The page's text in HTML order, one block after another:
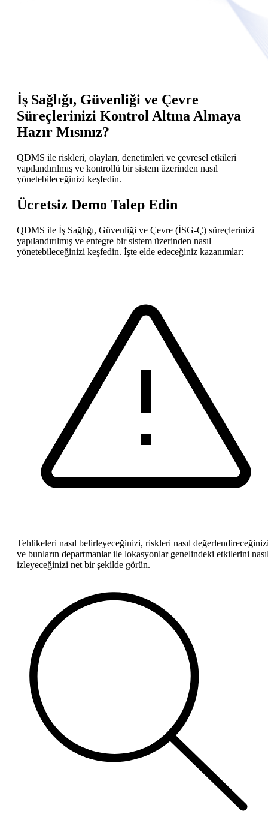
İş Sağlığı, Güvenliği ve Çevre
Süreçlerinizi Kontrol Altına Almaya
Hazır Mısınız?
QDMS ile riskleri, olayları, denetimleri ve çevresel etkileri
yapılandırılmış ve kontrollü bir sistem üzerinden nasıl
yönetebileceğinizi keşfedin.
Ücretsiz Demo Talep Edin
QDMS ile İş Sağlığı, Güvenliği ve Çevre (İSG-Ç) süreçlerinizi
yapılandırılmış ve entegre bir sistem üzerinden nasıl
yönetebileceğinizi keşfedin. İşte elde edeceğiniz kazanımlar:
Tehlikeleri nasıl belirleyeceğinizi, riskleri nasıl
ve bunların departmanlar ile lokasyonlar genelindeki etkilerini
izleyeceğinizi net bir şekilde görün.